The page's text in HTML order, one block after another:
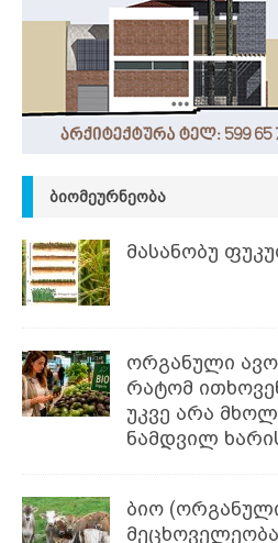
ᲑᲘᲝᲛᲔᲣᲠᲜᲔᲝᲑᲐ
მასანობუ
ორგანული
რატომ
უკვე არა
ნამდვილ
ბიო